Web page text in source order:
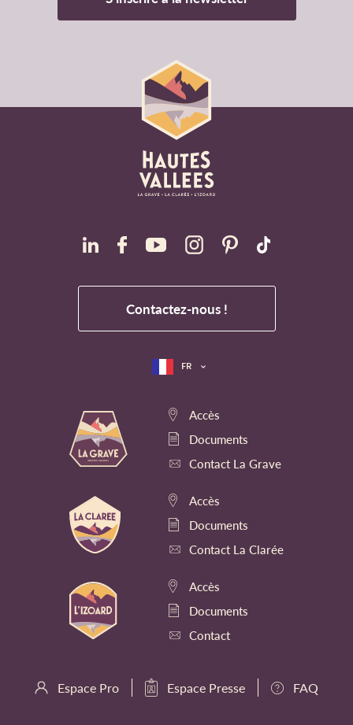
Contactez-nous !
Accès
Documents
Contact La Grave
Accès
Documents
Contact La Clarée
Accès
Documents
Contact
Espace Pro Espace Presse FAQ
FR